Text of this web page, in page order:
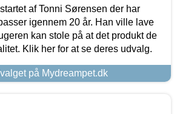
af Tonni Sørensen der har
igennem 20 år. Han ville lave
kan stole på at det produkt de
Klik her for at se deres udvalg.
på Mydreampet.dk